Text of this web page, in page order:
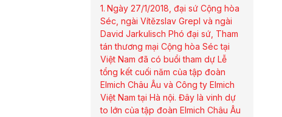
Ngày 27/1/2018, đại sứ Cộng hòa
Séc, ngài Vítězslav Grepl và ngài
David Jarkulisch Phó đại sứ, Tham
tán thương mại Cộng hòa Séc tại
Việt Nam đã có buổi tham dự Lễ
tổng kết cuối năm của tập đoàn
Elmich Châu Âu và Công ty Elmich
Việt Nam tại Hà nội. Đây là vinh dự
to lớn của tập đoàn Elmich Châu Âu